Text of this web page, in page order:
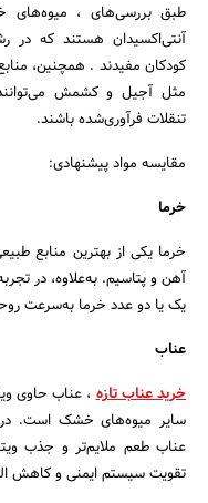
طبق بررسی‌های ، میوه‌های
آنتی‌اکسیدان هستند که در
کودکان مفیدند . همچنین،
مثل آجیل و کشمش
تنقلات فرآوری‌شده باشند.
مقایسه مواد پیشنهادی:
خرما
خرما یکی از بهترین منابع
آهن و پتاسیم. به‌علاوه، در
یک یا دو عدد خرما به‌سرعت
عناب
خرید عناب تازه
سایر میوه‌های خشک است.
عناب طعم ملایم‌تر و جذب
تقویت سیستم‌ ایمنی و کاهش